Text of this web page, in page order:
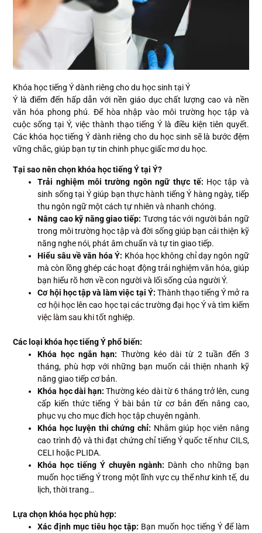
Khóa học tiếng Ý dành riêng cho du học sinh tại Ý
Ý là điểm đến hấp dẫn với nền giáo dục chất lượng cao và nền
văn hóa phong phú. Để hòa nhập vào môi trường học tập và
cuộc sống tại Ý, việc thành thạotiếng Ý là điều kiện tiên quyết.
Các khóa học tiếng Ý dành riêng cho du học sinh sẽ là bước đệm
vững chắc, giúp bạn tự tin chinh phục giấc mơ du học.
Tại sao nên chọn khóa học tiếng Ý tại Ý?
Trải nghiệm môi trường ngôn ngữ thực tế: Học tập và
sinh sống tại Ý giúp bạn thực hành tiếng Ý hàng ngày, tiếp
thu ngôn ngữ một cách tự nhiên và nhanh chóng.
Nâng cao kỹ năng giao tiếp: Tương tác với người bản ngữ
trong môi trường học tập và đời sống giúp bạn cải thiện kỹ
năng nghe nói, phát âm chuẩn và tự tin giao tiếp.
Hiểu sâu về văn hóa Ý: Khóa học không chỉ dạy ngôn ngữ
mà còn lồng ghép các hoạt động trải nghiệm văn hóa, giúp
bạn hiểu rõ hơn về con người và lối sống của người Ý.
Cơ hội học tập và làm việc tại Ý: Thành thạo tiếng Ý mở ra
cơ hội học lên cao học tại các trường đại học Ý và tìm kiếm
việc làm sau khi tốt nghiệp.
Các loại khóa học tiếng Ý phổ biến:
Khóa học ngắn hạn: Thường kéo dài từ 2 tuần đến 3
tháng, phù hợp với những bạn muốn cải thiện nhanh kỹ
năng giao tiếp cơ bản.
Khóa học dài hạn: Thường kéo dài từ 6 tháng trở lên, cung
cấp kiến thức tiếng Ý bài bản từ cơ bản đến nâng cao,
phục vụ cho mục đích học tập chuyên ngành.
Khóa học luyện thi chứng chỉ: Nhằm giúp học viên nâng
cao trình độ và thi đạt chứng chỉ tiếng Ý quốc tế như CILS,
CELI hoặc PLIDA.
Khóa học tiếng Ý chuyên ngành: Dành cho những bạn
muốn học tiếng Ý trong một lĩnh vực cụ thể như kinh tế, du
lịch, thời trang…
Lựa chọn khóa học phù hợp:
Xác định mục tiêu học tập: Bạn muốn học tiếng Ý để làm